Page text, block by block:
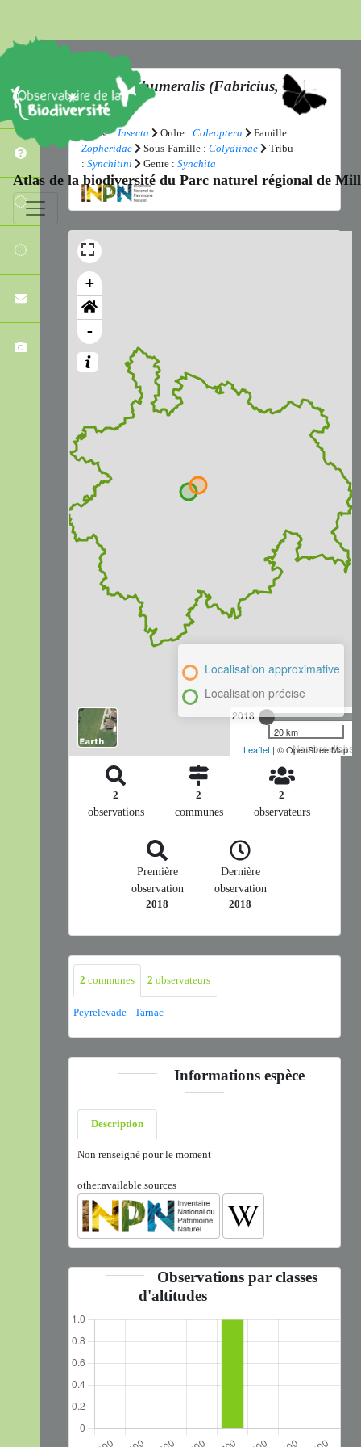
Atlas de la biodiversité du Parc naturel régional de
Synchita humeralis (Fabricius,
1792)
Classe :Insecta Ordre : Coleoptera
Famille :
Zopheridae
Sous-Famille : Colydiinae
Tribu
: Synchitini Genre : Synchita
+
-
2018
Nombre
Localisation approximative
Localisation précise
20 km
Leaflet | © OpenStreetMap
2
observations
2
communes
2
observateurs
Première
observation
2018
Dernière
observation
2018
2 communes 2 observateurs
Peyrelevade - Tarnac
Informations espèce
Description
Non renseigné pour le moment
other.available.sources
Observations par classes
d'altitudes